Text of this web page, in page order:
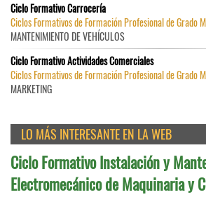
Ciclo Formativo Carrocería
Ciclos Formativos de Formación Profesional de Grado
MANTENIMIENTO DE VEHÍCULOS
Ciclo Formativo Actividades Comerciales
Ciclos Formativos de Formación Profesional de Grado
MARKETING
LO MÁS INTERESANTE EN LA WEB
Ciclo Formativo Instalación y
Electromecánico de Maquinaria y